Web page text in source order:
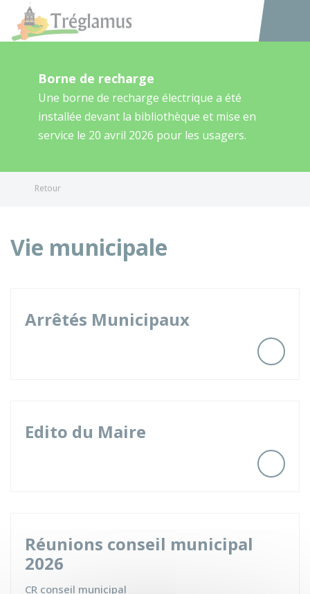
Accéder
Borne de recharge
Une borne de recharge électrique a été
installée devant la bibliothèque et mise en
service le 20 avril 2026 pour les usagers.
Retour
Vie municipale
Arrêtés Municipaux
Edito du Maire
Réunions conseil municipal
2026
CR conseil municipal